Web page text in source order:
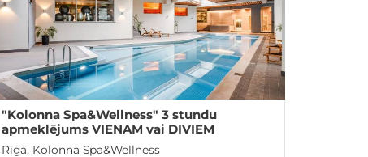
"Kolonna Spa&Wellness" 3 stundu
apmeklējums VIENAM vai DIVIEM
Rīga, Kolonna Spa&Wellness